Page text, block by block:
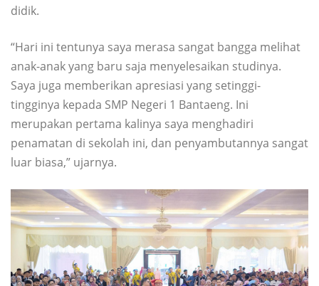
didik.
“Hari ini tentunya saya merasa sangat bangga melihat
anak-anak yang baru saja menyelesaikan studinya.
Saya juga memberikan apresiasi yang setinggi-
tingginya kepada SMP Negeri 1 Bantaeng. Ini
merupakan pertama kalinya saya menghadiri
penamatan di sekolah ini, dan penyambutannya sangat
luar biasa,” ujarnya.